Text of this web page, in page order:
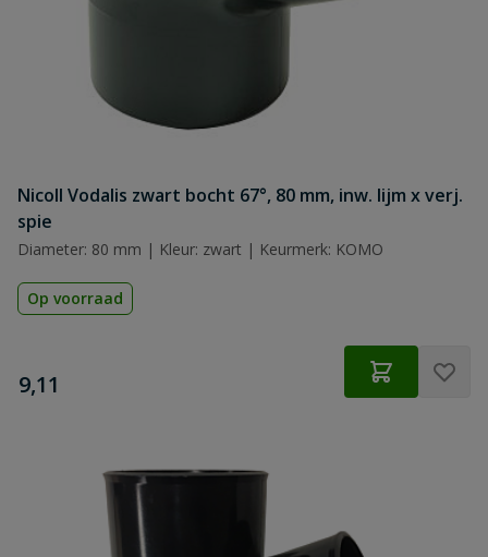
Nicoll Vodalis zwart bocht 67°, 80 mm, inw. lijm x verj.
spie
Diameter: 80 mm | Kleur: zwart | Keurmerk: KOMO
Op voorraad
€
9,11